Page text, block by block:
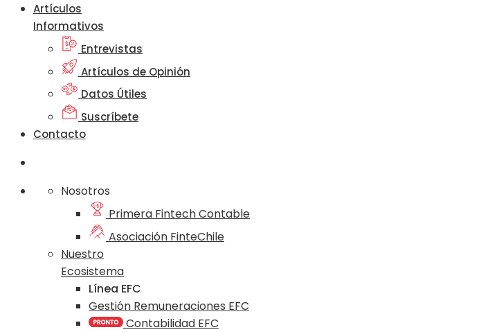
Artículos
Informativos
Entrevistas
Artículos de Opinión
Datos Útiles
Suscríbete
Contacto
Nosotros
Primera Fintech Contable
Asociación FinteChile
Nuestro
Ecosistema
Línea EFC
Gestión Remuneraciones EFC
Contabilidad EFC